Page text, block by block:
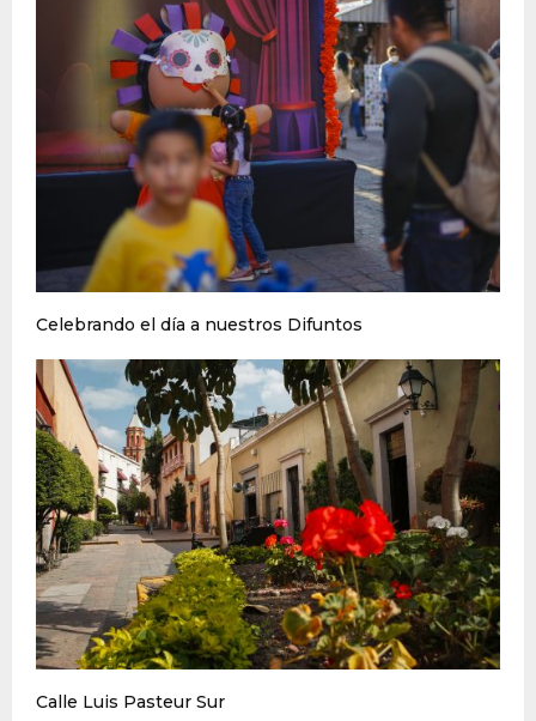
Celebrando el día a nuestros Difuntos
Calle Luis Pasteur Sur